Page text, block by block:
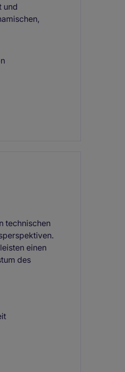
und
technischen
einen
des